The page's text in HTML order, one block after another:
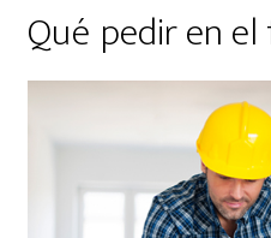
Qué pedir en